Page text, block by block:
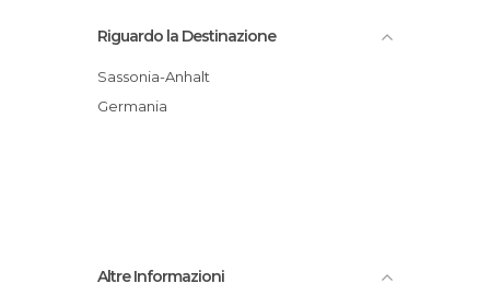
Riguardo la Destinazione
Sassonia-Anhalt
Germania
Altre Informazioni